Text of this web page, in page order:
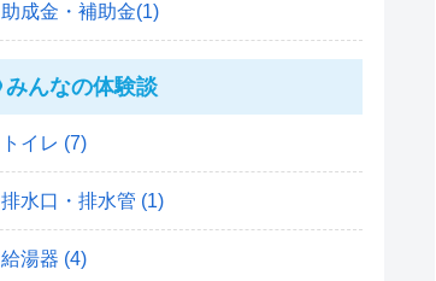
助成金・補助金(1)
みんなの体験談
トイレ (7)
排水口・排水管 (1)
給湯器 (4)